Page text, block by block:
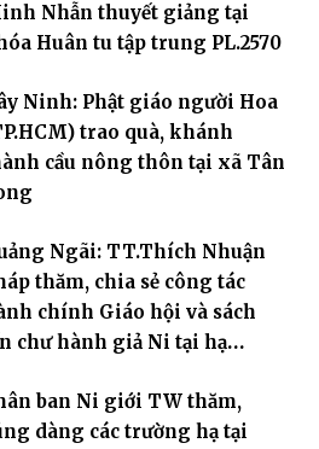
Nhẫn thuyết giảng tại
Huân tu tập trung PL.2570
Ninh: Phật giáo người Hoa
trao quà, khánh
cầu nông thôn tại xã Tân
Ngãi: TT.Thích Nhuận
thăm, chia sẻ công tác
chính Giáo hội và sách
chư hành giả Ni tại hạ
ban Ni giới TW thăm,
dàng các trường hạ tại